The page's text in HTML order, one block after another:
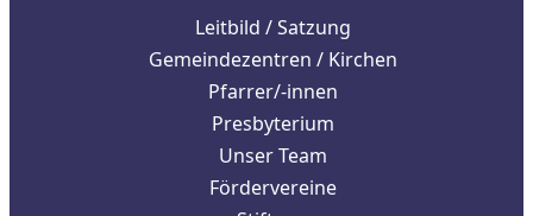
Leitbild / Satzung
Gemeindezentren / Kirchen
Pfarrer/-innen
Presbyterium
Unser Team
Fördervereine